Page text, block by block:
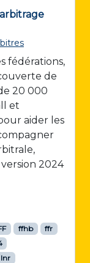
fédérations,
de
20 000
et
aider les
2024
ffhb
ffr
lnr